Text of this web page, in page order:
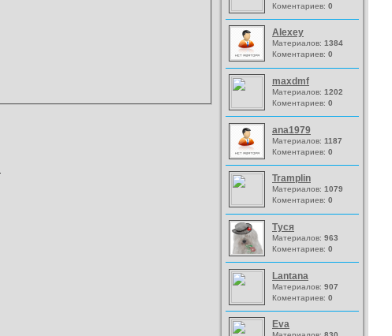
Коментариев: 0
Alexey
Материалов: 1384
Коментариев: 0
maxdmf
Материалов: 1202
Коментариев: 0
ana1979
Материалов: 1187
Коментариев: 0
Tramplin
Материалов: 1079
Коментариев: 0
Туся
Материалов: 963
Коментариев: 0
Lantana
Материалов: 907
Коментариев: 0
Eva